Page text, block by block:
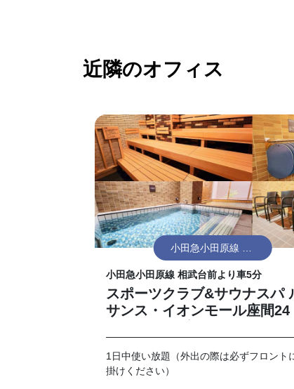
近隣のオフィス
小田急小田原線 相
武台前
小田急小田原線 相武台前より車5分
スポーツクラブ&サウナスパ
サンス・イオンモール座間24
1日中使い放題（外出の際は必ずフロント
掛けください）